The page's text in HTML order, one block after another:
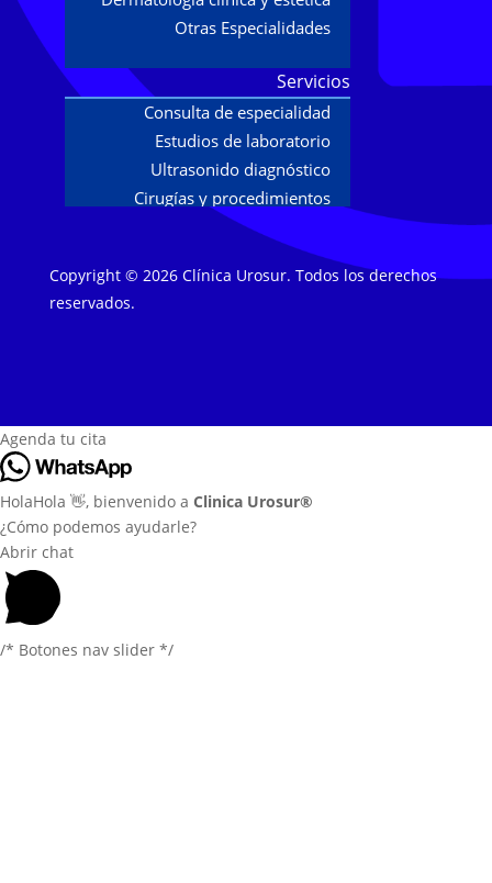
Otras Especialidades
Servicios
Consulta de especialidad
Estudios de laboratorio
Ultrasonido diagnóstico
Cirugías y procedimientos
Estudios
Urodinamia
Tratamientos
Rehabilitación piso pélvico
Copyright © 2026 Clínica Urosur. Todos los derechos
reservados.
Agenda tu cita
HolaHola 👋, bienvenido a Clinica Urosur®
¿Cómo podemos ayudarle?
Abrir chat
/* Botones nav slider */